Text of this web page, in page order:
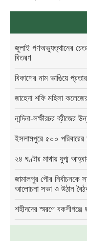
জুলাই গণঅভ্যুত্থানের
বিতরণ
বিকাশের নাম ভাঙিয়ে
জাহেদা শফি মহিলা
নান্দিনা-লক্ষীরচর ব্রীজের
ইসলামপুরে ৫০০ পরিবারের
২৪ ঘণ্টার মাথায় যুগ্ম
জামালপুর পৌর নির্বাচনকে
আলোচনা সভা ও উঠান
শহীদদের স্মরণে